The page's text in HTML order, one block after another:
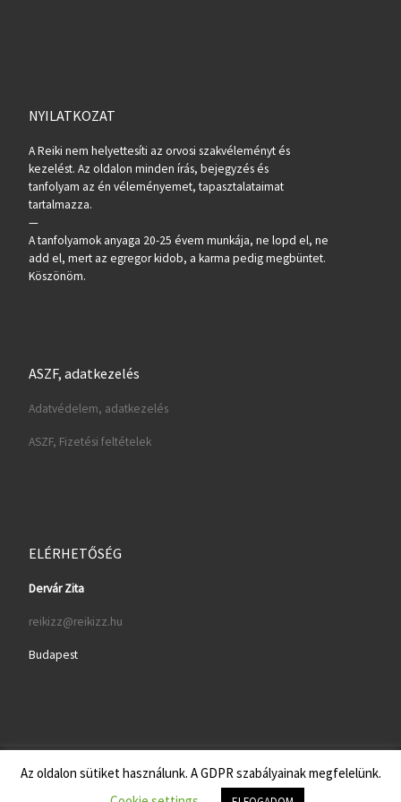
NYILATKOZAT
A Reiki nem helyettesíti az orvosi szakvéleményt és
kezelést. Az oldalon minden írás, bejegyzés és
tanfolyam az én véleményemet, tapasztalataimat
tartalmazza.
—
A tanfolyamok anyaga 20-25 évem munkája, ne lopd el, ne
add el, mert az egregor kidob, a karma pedig megbüntet.
Köszönöm.
ASZF, adatkezelés
Adatvédelem, adatkezelés
ASZF, Fizetési feltételek
ELÉRHETŐSÉG
Dervár Zita
reikizz@reikizz.hu
Budapest
© 2026Reiki Online– All rights reserved
Az oldalon sütiket használunk. A GDPR szabályainak megfelelünk.